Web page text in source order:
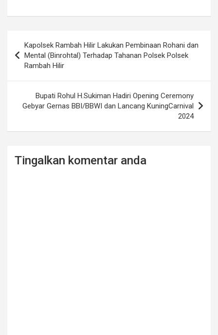
navigation
Kapolsek Rambah Hilir Lakukan Pembinaan Rohani dan
Mental (Binrohtal) Terhadap Tahanan Polsek Polsek
Rambah Hilir
Bupati Rohul H.Sukiman Hadiri Opening Ceremony
Gebyar Gernas BBI/BBWI dan Lancang KuningCarnival
2024
Tingalkan komentar anda